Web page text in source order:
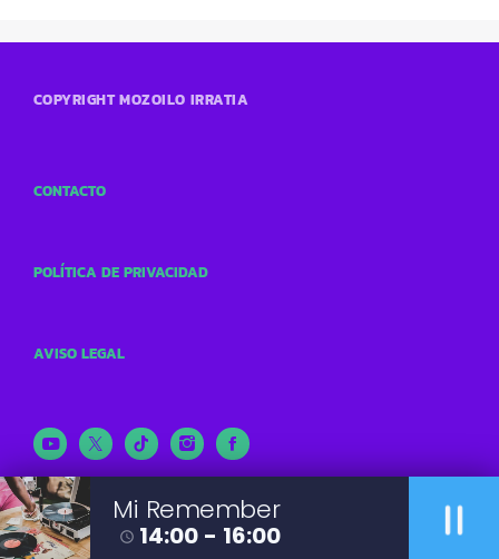
Mi Remember
access_time 14:00 - 16:00 pause
COPYRIGHT MOZOILO IRRATIA
CONTACTO
POLÍTICA DE PRIVACIDAD
AVISO LEGAL